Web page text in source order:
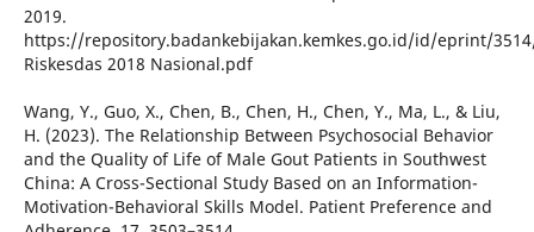
2019.
https://repository.badankebijakan.kemkes.go.id/id/eprint/
Riskesdas 2018 Nasional.pdf
Wang, Y., Guo, X., Chen, B., Chen, H., Chen, Y., Ma, L., & Liu,
H. (2023). The Relationship Between Psychosocial Behavior
and the Quality of Life of Male Gout Patients in Southwest
China: A Cross-Sectional Study Based on an Information-
Motivation-Behavioral Skills Model. Patient Preference and